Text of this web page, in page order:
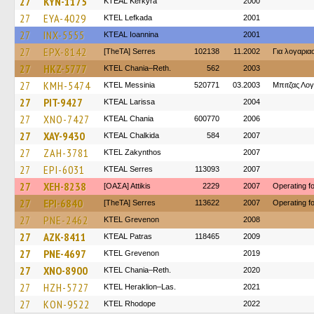
27 EYA-4029 KTEL Lefkada 2001
27 INX-5555 KTEAL Ioannina 2001
27 EPX-8142 [TheTA] Serres 102138 11.2002 Για
27 HKZ-5777 KTEL Chania–Reth. 562 2003
27 KMH-5474 KTEL Messinia 520771 03.2003 Μπιτζας
27 PIT-9427 KTEAL Larissa 2004
27 XNO-7427 KTEAL Chania 600770 2006
27 XAY-9430 KTEAL Chalkida 584 2007
27 ZAH-3781 KTEL Zakynthos 2007
27 EPI-6031 KTEAL Serres 113093 2007
27 XEH-8238 [ΟΑΣΑ] Αttikis 2229 2007 Operating
27 EPI-6840 [TheTA] Serres 113622 2007 Operating
27 PNE-2462 ΚΤΕL Grevenon 2008
27 AZK-8411 KTEAL Patras 118465 2009
27 PNE-4697 ΚΤΕL Grevenon 2019
27 XNO-8900 KTEL Chania–Reth. 2020
27 HZH-5727 KTEL Heraklion–Las. 2021
27 KON-9522 KTEL Rhodope 2022